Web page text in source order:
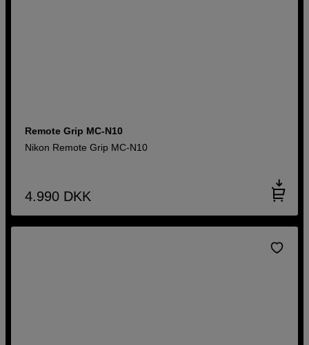
Remote Grip MC-N10
Nikon Remote Grip MC-N10
4.990 DKK